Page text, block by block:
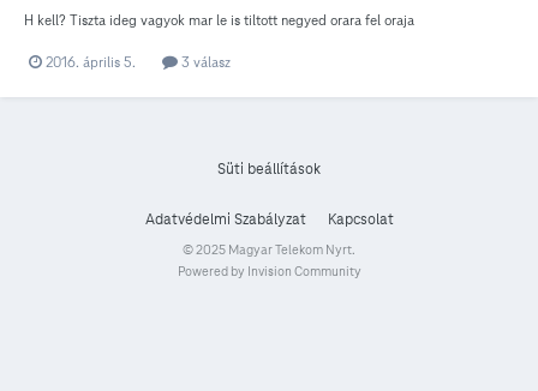
H kell? Tiszta ideg vagyok mar le is tiltott negyed orara fel oraja
2016. április 5. 3 válasz
Süti beállítások
Adatvédelmi Szabályzat Kapcsolat
© 2025 Magyar Telekom Nyrt.
Powered by Invision Community